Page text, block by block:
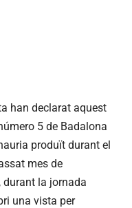
han declarat aquest
5 de Badalona
produït durant el
mes de
durant la jornada
una vista per